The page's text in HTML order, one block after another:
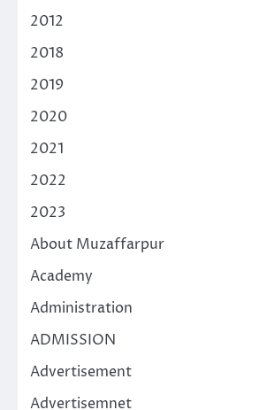
2012
2018
2019
2020
2021
2022
2023
About Muzaffarpur
Academy
Administration
ADMISSION
Advertisement
Advertisemnet